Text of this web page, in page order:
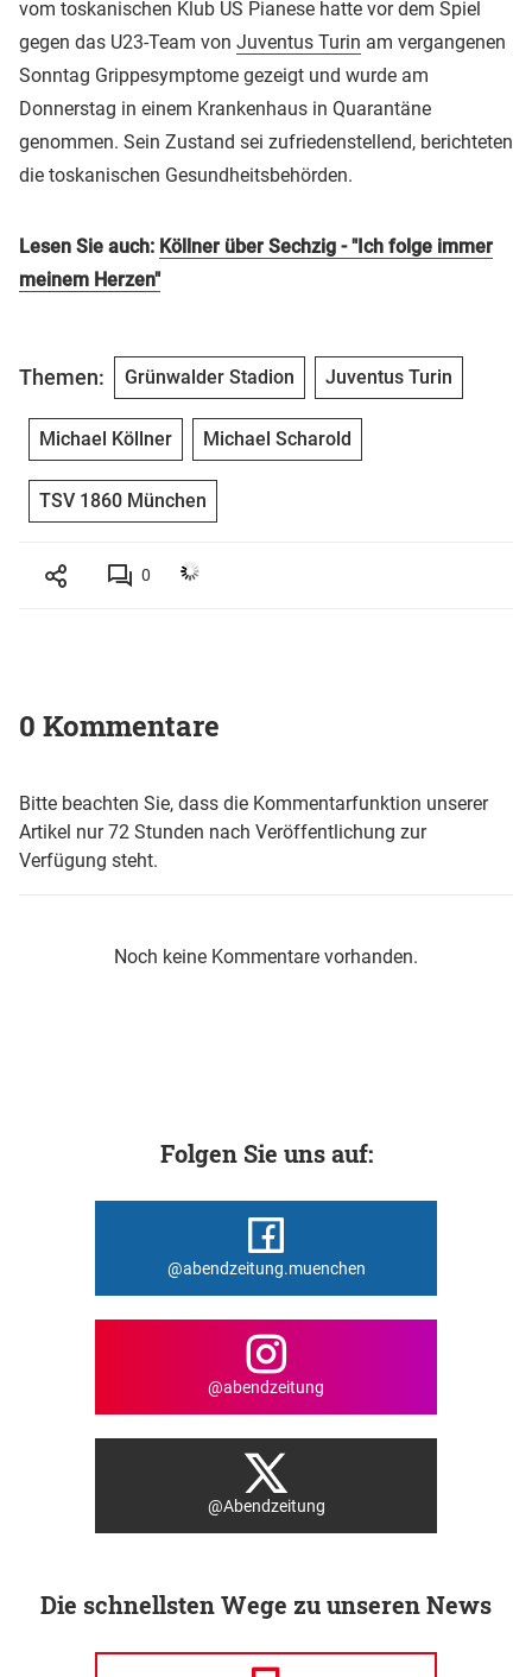
vom toskanischen Klub US Pianese hatte vor dem Spiel
gegen das U23-Team von Juventus Turin am vergangenen
Sonntag Grippesymptome gezeigt und wurde am
Donnerstag in einem Krankenhaus in Quarantäne
genommen. Sein Zustand sei zufriedenstellend, berichteten
die toskanischen Gesundheitsbehörden.
Lesen Sie auch: Köllner über Sechzig - "Ich folge immer
meinem Herzen"
Themen: Grünwalder Stadion Juventus Turin
Michael Köllner Michael Scharold
TSV 1860 München
0
0 Kommentare
Bitte beachten Sie, dass die Kommentarfunktion unserer
Artikel nur 72 Stunden nach Veröffentlichung zur
Verfügung steht.
Noch keine Kommentare vorhanden.
Folgen Sie uns auf:
@abendzeitung.muenchen
@abendzeitung
@Abendzeitung
Die schnellsten Wege zu unseren News